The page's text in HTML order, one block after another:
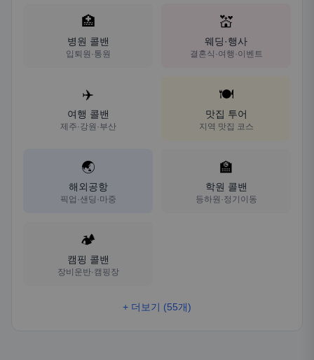
🏥
병원 콜밴
입퇴원·통원
💒
웨딩·행사
결혼식·여행·이벤트
✈️
여행 콜밴
제주·강원·부산
🍽️
맛집 투어
지역 맛집 코스
🌏
해외공항
픽업·샌딩·마중
🏫
학원 콜밴
등하원·정기이동
🏕️
캠핑 콜밴
장비운반·캠핑장
+ 더보기 (55개)